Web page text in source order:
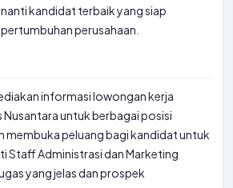
kandidat terbaik yang siap
perusahaan.
informasi lowongan kerja
Nusantara untuk berbagai posisi
membuka peluang bagi kandidat untuk
Staff Administrasi dan Marketing
yang jelas dan prospek